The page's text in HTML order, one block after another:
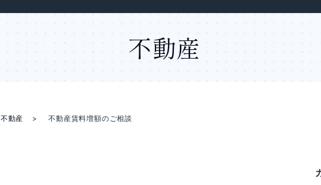
不動産
不動産 不動産賃料増額のご相談